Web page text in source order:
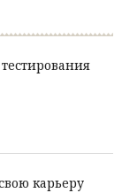
карьеру